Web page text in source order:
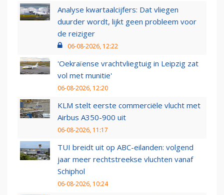
Analyse kwartaalcijfers: Dat vliegen
duurder wordt, lijkt geen probleem voor
de reiziger
06-08-2026, 12:22
'Oekraïense vrachtvliegtuig in Leipzig zat
vol met munitie'
06-08-2026, 12:20
KLM stelt eerste commerciële vlucht met
Airbus A350-900 uit
06-08-2026, 11:17
TUI breidt uit op ABC-eilanden: volgend
jaar meer rechtstreekse vluchten vanaf
Schiphol
06-08-2026, 10:24